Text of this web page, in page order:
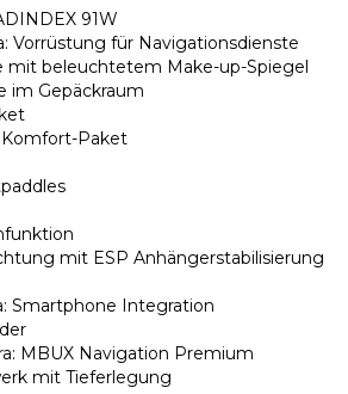
91W
Vorrüstung für Navigationsdienste
mit beleuchtetem Make-up-Spiegel
im Gepäckraum
Komfort-Paket
mit ESP Anhängerstabilisierung
Smartphone Integration
MBUX Navigation Premium
mit Tieferlegung